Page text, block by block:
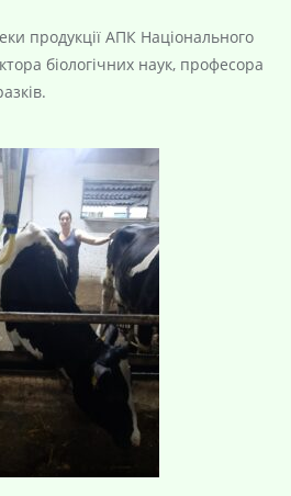
продукції АПК Національного
біологічних наук, професора